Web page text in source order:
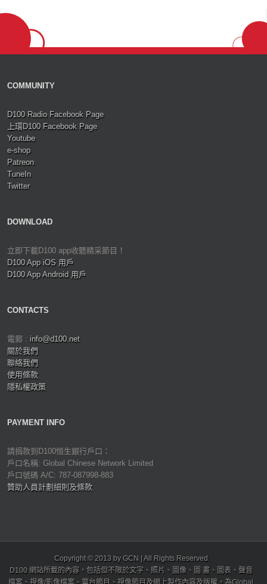
COMMUNITY
D100 Radio Facebook Page
上環D100 Facebook Page
Youtube
e-shop
Patreon
TuneIn
Twitter
DOWNLOAD
立即下載D100 app收聽精采節目！
D100 App iOS 用戶
D100 App Android 用戶
CONTACTS
電郵 : info@d100.net
關於我們
聯絡我們
使用條款
隱私權政策
PAYMENT INFO
請捐款到D100恒生銀行戶口：
戶口名稱: Global Chinese Network Limited
戶口號碼 A/C: 787-087998-883
贊助人員計劃細則及條款
Copyright © 2013 by GCN | All Rights Reserved
D100 網站所載的內容，包括但不限於文字、照片、圖像、圖 畫、圖表、聲音
檔案、視像/影像檔案、電台節目、視像節目及網上製作內容及版權，為Global